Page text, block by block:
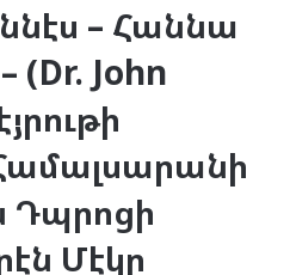
– Հաննա
John
Դպրոցի
Մէկը